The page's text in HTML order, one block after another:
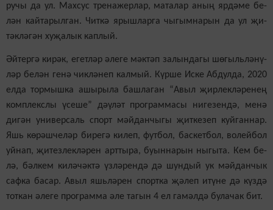
ру­чы да ул. Мах­сус тре­на­жер­лар, ма­та­лар аның яр­дә­ме бе­
лән кай­та­рыл­ган. Чит­кә ярыш­лар­га чы­гым­на­рын да ул җи­
тәк­лә­гән ху­җа­лык кап­лый.
Әй­тер­гә ки­рәк, егет­ләр әле­ге мәк­тәп за­лын­да­гы шө­гыль­лә­нү­
ләр бе­лән ге­нә чик­лә­неп кал­мый. Күр­ше Ис­ке Аб­дул­да, 2020
ел­да тор­мыш­ка ашы­ры­ла баш­ла­ган “Авыл җир­лек­лә­ре­нең
ком­п­лекс­лы үсе­ше” дә­ү­ләт прог­рам­ма­сы ни­ге­зен­дә, ме­нә
ди­гән уни­вер­саль спорт мәй­дан­чы­гы җит­ке­зеп куй­ган­нар.
Яшь кө­рәш­че­ләр би­ре­гә ки­леп, фут­бол, бас­кет­бол, во­лей­бол
уй­нап, җи­тез­лек­лә­рен арт­ты­ра, бу­ын­на­рын ны­гы­та. Кем бе­
лә, бәл­кем ки­лә­чәк­тә үз­лә­рен­дә дә шун­дый ук мәй­дан­чык
саф­ка ба­сар. Авыл яшь­лә­рен спорт­ка җә­леп итү­не дә күз­дә
тот­кан әле­ге прог­рам­ма әле та­гын 4 ел га­мәл­дә бу­ла­чак бит.